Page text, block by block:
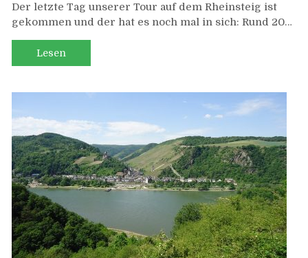
Von
Lorch
Der letzte Tag unserer Tour auf dem Rheinsteig ist
gekommen und der hat es noch mal in sich: Rund 20…
Lesen